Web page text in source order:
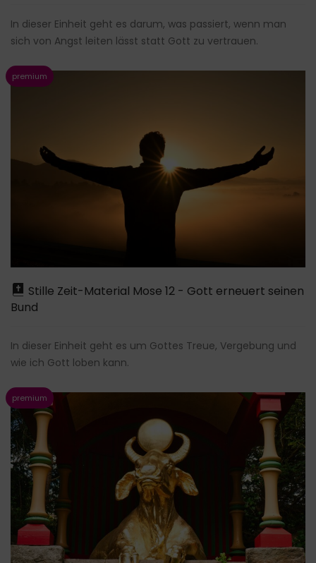
In dieser Einheit geht es darum, was passiert, wenn man
sich von Angst leiten lässt statt Gott zu vertrauen.
Stille Zeit-Material Mose 12 - Gott erneuert seinen
Bund
In dieser Einheit geht es um Gottes Treue, Vergebung und
wie ich Gott loben kann.